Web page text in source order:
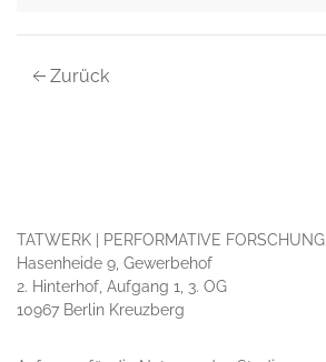
Zurück
TATWERK | PERFORMATIVE FORSCHUNG
Hasenheide 9, Gewerbehof
2. Hinterhof, Aufgang 1, 3. OG
10967 Berlin Kreuzberg